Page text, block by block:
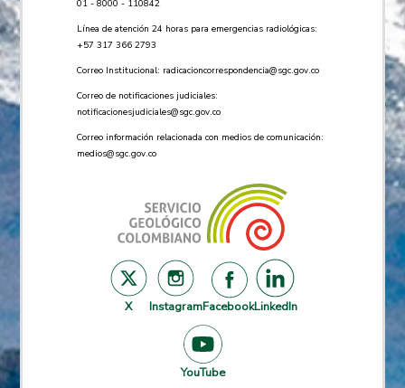
01 - 8000 - 110842
Línea de atención 24 horas para emergencias radiológicas:
+57 ​317 366 2793
Correo Institucional: radicacioncorrespondencia@sgc.gov.co
Correo de notificaciones judiciales:
notificacionesjudiciales@sgc.gov.co
Correo información relacionada con medios de comunicación:
medios@sgc.gov.co
X InstagramFacebookLinkedIn
YouTube